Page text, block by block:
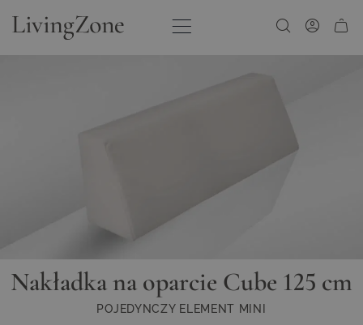
Nakładka na oparcie Cube 125 cm
POJEDYNCZY ELEMENT MINI